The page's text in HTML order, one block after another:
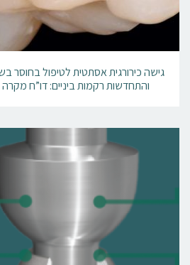
גישה כירורגית אסתטית לטיפול בחוסר
והתחדשות רקמות ביניים: דו”ח